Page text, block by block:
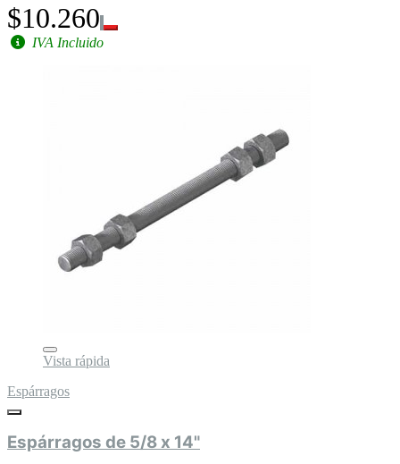
$10.260
IVA Incluido
Vista rápida
Espárragos
Espárragos de 5/8 x 14"